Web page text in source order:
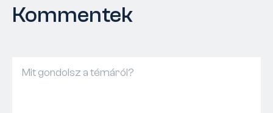
Kommentek